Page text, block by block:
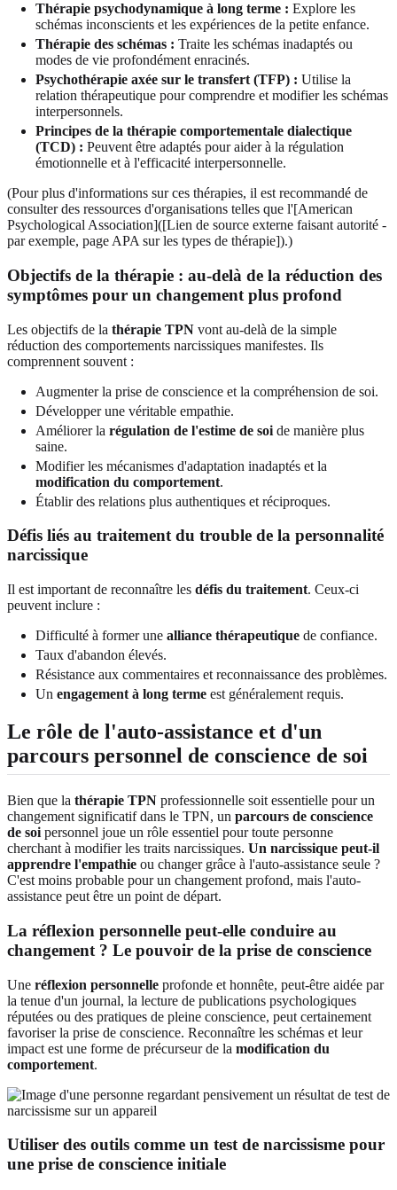
Thérapie psychodynamique à long terme : Explore les
schémas inconscients et les expériences de la petite enfance.
Thérapie des schémas : Traite les schémas inadaptés ou
modes de vie profondément enracinés.
Psychothérapie axée sur le transfert (TFP) : Utilise la
relation thérapeutique pour comprendre et modifier les schémas
interpersonnels.
Principes de la thérapie comportementale dialectique
(TCD) : Peuvent être adaptés pour aider à la régulation
émotionnelle et à l'efficacité interpersonnelle.
(Pour plus d'informations sur ces thérapies, il est recommandé de
consulter des ressources d'organisations telles que l'[American
Psychological Association]([Lien de source externe faisant autorité -
par exemple, page APA sur les types de thérapie]).)
Objectifs de la thérapie : au-delà de la réduction des
symptômes pour un changement plus profond
Les objectifs de la thérapie TPN vont au-delà de la simple
réduction des comportements narcissiques manifestes. Ils
comprennent souvent :
Augmenter la prise de conscience et la compréhension de soi.
Développer une véritable empathie.
Améliorer la régulation de l'estime de soi de manière plus
saine.
Modifier les mécanismes d'adaptation inadaptés et la
modification du comportement.
Établir des relations plus authentiques et réciproques.
Défis liés au traitement du trouble de la personnalité
narcissique
Il est important de reconnaître les défis du traitement. Ceux-ci
peuvent inclure :
Difficulté à former une alliance thérapeutique de confiance.
Taux d'abandon élevés.
Résistance aux commentaires et reconnaissance des problèmes.
Un engagement à long terme est généralement requis.
Le rôle de l'auto-assistance et d'un
parcours personnel de conscience de soi
Bien que la thérapie TPN professionnelle soit essentielle pour un
changement significatif dans le TPN, un parcours de conscience
de soi personnel joue un rôle essentiel pour toute personne
cherchant à modifier les traits narcissiques. Un narcissique peut-il
apprendre l'empathie ou changer grâce à l'auto-assistance seule ?
C'est moins probable pour un changement profond, mais l'auto-
assistance peut être un point de départ.
La réflexion personnelle peut-elle conduire au
changement ? Le pouvoir de la prise de conscience
Une réflexion personnelle profonde et honnête, peut-être aidée par
la tenue d'un journal, la lecture de publications psychologiques
réputées ou des pratiques de pleine conscience, peut certainement
favoriser la prise de conscience. Reconnaître les schémas et leur
impact est une forme de précurseur de la modification du
comportement.
Utiliser des outils comme un test de narcissisme pour
une prise de conscience initiale